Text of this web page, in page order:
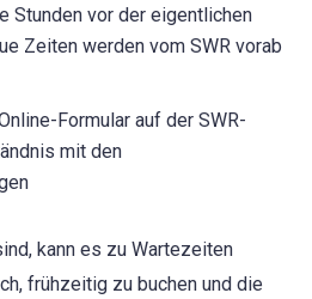
Stunden vor der eigentlichen
Zeiten werden vom SWR vorab
Formular auf der SWR-
mit den
kann es zu Wartezeiten
frühzeitig zu buchen und die